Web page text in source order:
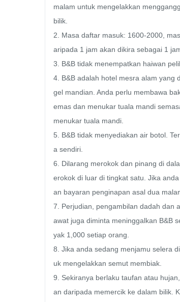
malam untuk mengelakkan
bilik.
2. Masa daftar masuk: 1600-2000,
aripada 1 jam akan dikira sebagai 1
3. B&B tidak menempatkan haiwan
4. B&B adalah hotel mesra alam yang
gel mandian. Anda perlu membawa
emas dan menukar tuala mandi
menukar tuala mandi.
5. B&B tidak menyediakan air botol.
a sendiri.
6. Dilarang merokok dan pinang di
erokok di luar di tingkat satu. Jika
an bayaran penginapan asal dua
7. Perjudian, pengambilan dadah dan
awat juga diminta meninggalkan B&B
yak 1,000 setiap orang.
8. Jika anda sedang menjamu selera
uk mengelakkan semut membiak.
9. Sekiranya berlaku taufan atau
an daripada memercik ke dalam bilik.